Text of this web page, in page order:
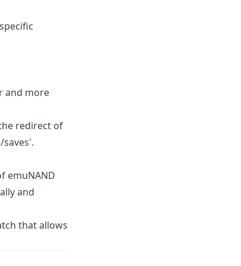
and more
redirect of
emuNAND
and
that allows